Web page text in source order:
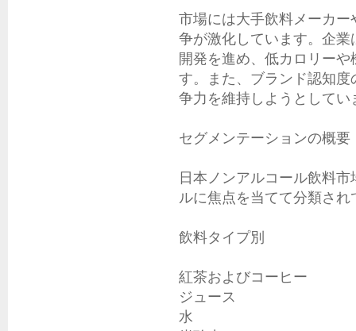
市場には大手飲料メーカ
争が激化しています。企
開発を進め、低カロリー
す。また、ブランド認知
争力を維持しようとしてい
セグメンテーションの概要
日本ノンアルコール飲料
ルに焦点を当てて分類され
飲料タイプ別
紅茶およびコーヒー
ジュース
水